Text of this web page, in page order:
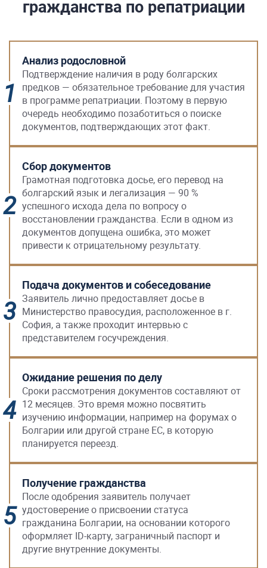
гражданства по репатриации
Анализ родословной
Подтверждение наличия в роду болгарских
предков — обязательное требование для участия
в программе репатриации. Поэтому в первую
очередь необходимо позаботиться о поиске
документов, подтверждающих этот факт.
Сбор документов
Грамотная подготовка досье, его перевод на
болгарский язык и легализация — 90 %
успешного исхода дела по вопросу о
восстановлении гражданства. Если в одном из
документов допущена ошибка, это может
привести к отрицательному результату.
Подача документов и собеседование
Заявитель лично предоставляет досье в
Министерство правосудия, расположенное в г.
София, а также проходит интервью с
представителем госучреждения.
Ожидание решения по делу
Сроки рассмотрения документов составляют от
12 месяцев. Это время можно посвятить
изучению информации, например на форумах о
Болгарии или другой стране ЕС, в которую
планируется переезд.
Получение гражданства
После одобрения заявитель получает
удостоверение о присвоении статуса
гражданина Болгарии, на основании которого
оформляет ID-карту, заграничный паспорт и
другие внутренние документы.